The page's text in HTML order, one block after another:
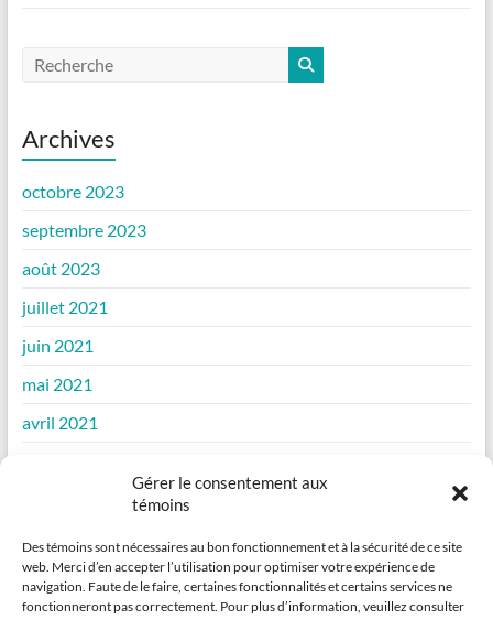
Gérer le consentement aux
témoins
Des témoins sont nécessaires au bon fonctionnement et à la sécurité de ce site
web. Merci d’en accepter l’utilisation pour optimiser votre expérience de
navigation. Faute de le faire, certaines fonctionnalités et certains services ne
fonctionneront pas correctement. Pour plus d’information, veuillez consulter
Archives
octobre 2023
septembre 2023
août 2023
juillet 2021
juin 2021
mai 2021
avril 2021
janvier 2021
décembre 2020
novembre 2020